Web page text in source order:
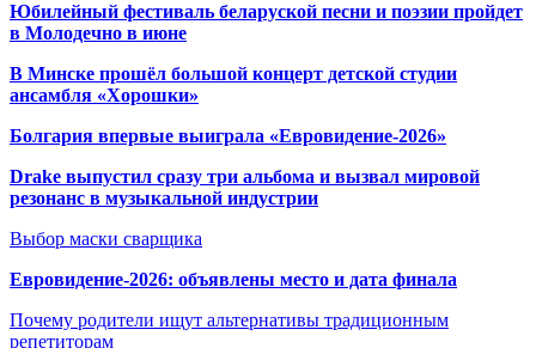
Юбилейный фестиваль беларуской песни и поэзии пройдет
в Молодечно в июне
В Минске прошёл большой концерт детской студии
ансамбля «Хорошки»
Болгария впервые выиграла «Евровидение-2026»
Drake выпустил сразу три альбома и вызвал мировой
резонанс в музыкальной индустрии
Выбор маски сварщика
Евровидение-2026: объявлены место и дата финала
Почему родители ищут альтернативы традиционным
репетиторам